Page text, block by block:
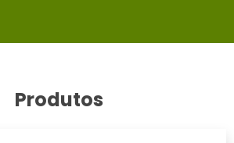
Produtos